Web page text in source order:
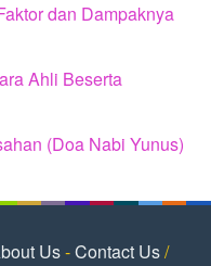
dan Dampaknya
Ahli Beserta
(Doa Nabi Yunus)
Us-Contact Us/